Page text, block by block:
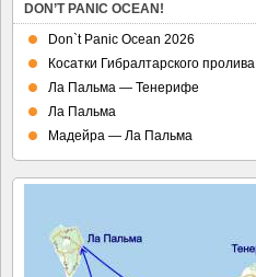
DON’T PANIC OCEAN!
Don`t Panic Ocean 2026
Косатки Гибралтарского пролива
Ла Пальма — Тенерифе
Ла Пальма
Мадейра — Ла Пальма